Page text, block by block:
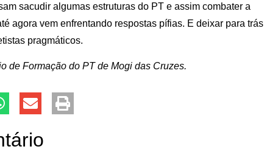
sacudir algumas estruturas do PT e assim combater a
agora vem enfrentando respostas pífias. E deixar para trás
pragmáticos.
de Formação do PT de Mogi das Cruzes.